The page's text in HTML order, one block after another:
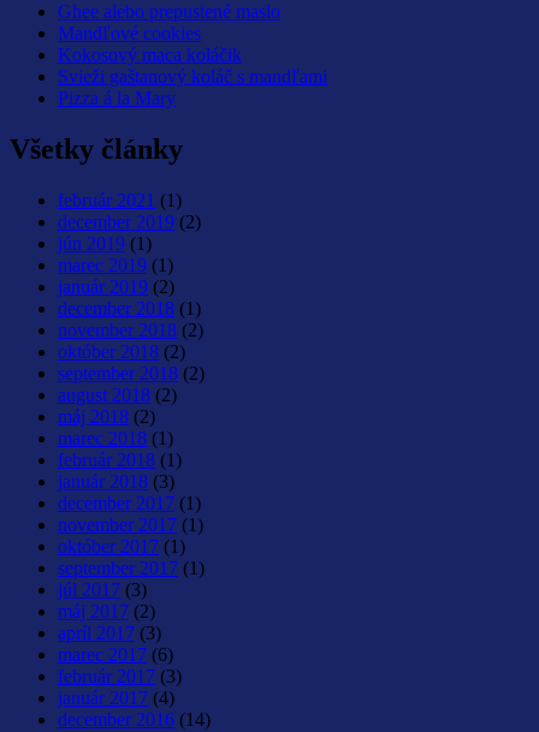
Ghee alebo prepustené maslo
Mandľové cookies
Kokosový maca koláčik
Svieži gaštanový koláč s mandľami
Pizza á la Mary
Všetky články
február 2021 (1)
december 2019 (2)
jún 2019 (1)
marec 2019 (1)
január 2019 (2)
december 2018 (1)
november 2018 (2)
október 2018 (2)
september 2018 (2)
august 2018 (2)
máj 2018 (2)
marec 2018 (1)
február 2018 (1)
január 2018 (3)
december 2017 (1)
november 2017 (1)
október 2017 (1)
september 2017 (1)
júl 2017 (3)
máj 2017 (2)
apríl 2017 (3)
marec 2017 (6)
február 2017 (3)
január 2017 (4)
december 2016 (14)